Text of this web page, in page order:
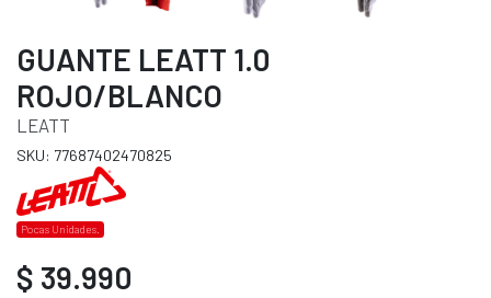
GUANTE LEATT 1.0
ROJO/BLANCO
LEATT
SKU: 77687402470825
Pocas Unidades.
$ 39.990